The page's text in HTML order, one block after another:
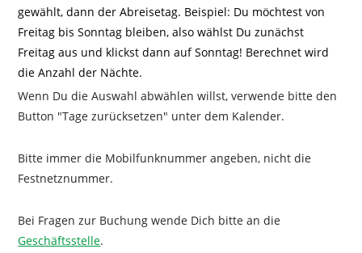
gewählt, dann der Abreisetag. Beispiel: Du möchtest von
Freitag bis Sonntag bleiben, also wählst Du zunächst
Freitag aus und klickst dann auf Sonntag! Berechnet wird
die Anzahl der Nächte.
Wenn Du die Auswahl abwählen willst, verwende bitte den
Button "Tage zurücksetzen" unter dem Kalender.
Bitte immer die Mobilfunknummer angeben, nicht die
Festnetznummer.
Bei Fragen zur Buchung wende Dich bitte an die
Geschäftsstelle.